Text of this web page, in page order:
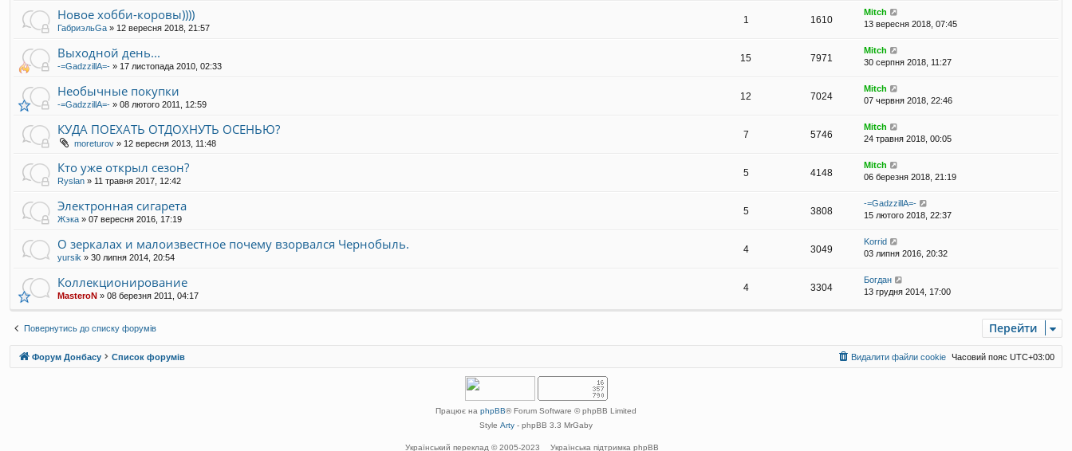
Новое хобби-коровы))))
ГабриэльGa » 12 вересня 2018, 21:57
1 1610
Mitch
13 вересня 2018, 07:45
Выходной день...
-=GadzzillA=- » 17 листопада 2010, 02:33
15 7971
Mitch
30 серпня 2018, 11:27
Необычные покупки
-=GadzzillA=- » 08 лютого 2011, 12:59
12 7024
Mitch
07 червня 2018, 22:46
КУДА ПОЕХАТЬ ОТДОХНУТЬ ОСЕНЬЮ?
moreturov » 12 вересня 2013, 11:48
7 5746
Mitch
24 травня 2018, 00:05
Кто уже открыл сезон?
Ryslan » 11 травня 2017, 12:42
5 4148
Mitch
06 березня 2018, 21:19
Электронная сигарета
Жэка » 07 вересня 2016, 17:19
5 3808
-=GadzzillA=-
15 лютого 2018, 22:37
О зеркалах и малоизвестное почему взорвался Чернобыль.
yursik » 30 липня 2014, 20:54
4 3049
Korrid
03 липня 2016, 20:32
Коллекционирование
MasteroN » 08 березня 2011, 04:17
4 3304
Богдан
13 грудня 2014, 17:00
Повернутись до списку форумів Перейти
Форум Донбасу Список форумів Часовий пояс UTC+03:00
Видалити файли cookie
Працює на phpBB® Forum Software © phpBB Limited
Style Arty - phpBB 3.3 MrGaby
Український переклад © 2005-2023 Українська підтримка phpBB